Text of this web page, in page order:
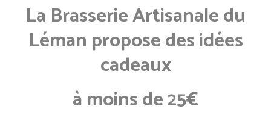
La Brasserie Artisanale du
Léman propose des idées
cadeaux
à moins de 25€